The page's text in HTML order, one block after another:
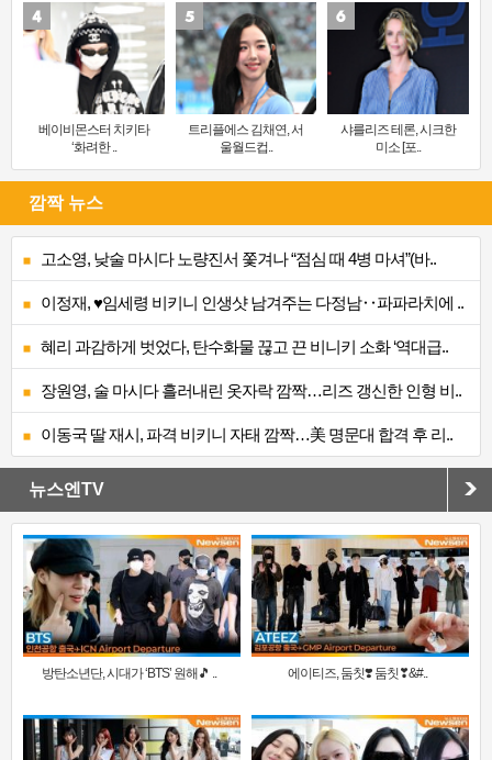
베이비몬스터 치키타
‘화려한 ..
트리플에스 김채연, 서
울월드컵..
샤를리즈 테론, 시크한
미소 [포..
깜짝 뉴스
고소영, 낮술 마시다 노량진서 쫓겨나 “점심 때 4병 마셔”(바..
이정재, ♥임세령 비키니 인생샷 남겨주는 다정남‥파파라치에 ..
혜리 과감하게 벗었다, 탄수화물 끊고 끈 비니키 소화 ‘역대급..
장원영, 술 마시다 흘러내린 옷자락 깜짝…리즈 갱신한 인형 비..
이동국 딸 재시, 파격 비키니 자태 깜짝…美 명문대 합격 후 리..
뉴스엔TV
방탄소년단, 시대가 ‘BTS’ 원해🎵 .. 에이티즈, 둠칫❣️ 둠칫❣&#..